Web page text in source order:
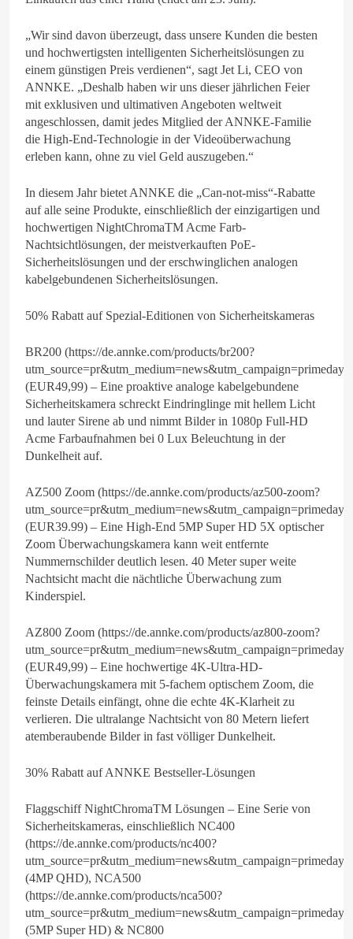
„Wir sind davon überzeugt, dass unsere Kunden die besten
und hochwertigsten intelligenten Sicherheitslösungen zu
einem günstigen Preis verdienen“, sagt Jet Li, CEO von
ANNKE. „Deshalb haben wir uns dieser jährlichen Feier
mit exklusiven und ultimativen Angeboten weltweit
angeschlossen, damit jedes Mitglied der ANNKE-Familie
die High-End-Technologie in der Videoüberwachung
erleben kann, ohne zu viel Geld auszugeben.“
In diesem Jahr bietet ANNKE die „Can-not-miss“-Rabatte
auf alle seine Produkte, einschließlich der einzigartigen und
hochwertigen NightChromaTM Acme Farb-
Nachtsichtlösungen, der meistverkauften PoE-
Sicherheitslösungen und der erschwinglichen analogen
kabelgebundenen Sicherheitslösungen.
50% Rabatt auf Spezial-Editionen von Sicherheitskameras
BR200 (https://de.annke.com/products/br200?
(EUR49,99) – Eine proaktive analoge kabelgebundene
Sicherheitskamera schreckt Eindringlinge mit hellem Licht
und lauter Sirene ab und nimmt Bilder in 1080p Full-HD
Acme Farbaufnahmen bei 0 Lux Beleuchtung in der
Dunkelheit auf.
AZ500 Zoom (https://de.annke.com/products/az500-zoom?
(EUR39.99) – Eine High-End 5MP Super HD 5X optischer
Zoom Überwachungskamera kann weit entfernte
Nummernschilder deutlich lesen. 40 Meter super weite
Nachtsicht macht die nächtliche Überwachung zum
Kinderspiel.
AZ800 Zoom (https://de.annke.com/products/az800-zoom?
(EUR49,99) – Eine hochwertige 4K-Ultra-HD-
Überwachungskamera mit 5-fachem optischem Zoom, die
feinste Details einfängt, ohne die echte 4K-Klarheit zu
verlieren. Die ultralange Nachtsicht von 80 Metern liefert
atemberaubende Bilder in fast völliger Dunkelheit.
30% Rabatt auf ANNKE Bestseller-Lösungen
Flaggschiff NightChromaTM Lösungen – Eine Serie von
Sicherheitskameras, einschließlich NC400
(https://de.annke.com/products/nc400?
(4MP QHD), NCA500
(https://de.annke.com/products/nca500?
(5MP Super HD) & NC800